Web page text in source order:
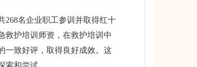
名企业职工参训并取得红十
救护培训师资，在救护培训中
一致好评，取得良好成效。这
和尝试。